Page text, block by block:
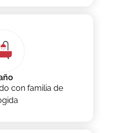
con familia de